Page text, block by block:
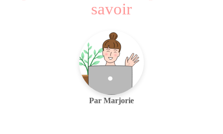
savoir
Par Marjorie